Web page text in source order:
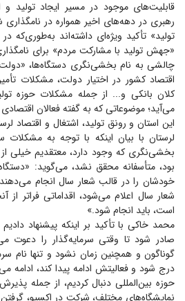
قابلیت‌های موجود در مسیر ایجاد تولید
رهبری در دهه‌های اخیر همواره در
تولید» تأکید ویژه‌ای داشته‌اند به‌طوری‌که
«جهش تولید با مشارکت مردم» برای
اقتصاد کشور در اختیار دولت، مشکلات
کلان بانکی و... از جمله مشکلات حوزه
می‌آید؛ موضوعاتی که به گفته فعالان اقتصادی
این استان و رونق تولید، اشتغال و اقتصاد
لرستان با بیان اینکه با توجه به مشکلات
بخشی‌نگری که وجود دارد، معتقدیم خیلی
بود، متأسفانه محقق نشد، می‌گوید:
خودشان را در قالب شعار سال انجام
شعار سال اعلام می‌شود، اقداماتی فراتر از
است، باید انجام شود.»
محمد خاکی با تأکید بر اینکه پیشنهاد
صادر شود تا وقتی سرمایه‌گذار را دعوت
گوناگون و همچنین زمان نشود و تنها نام
درج شود و فعالیتش ادامه پیدا کند، ادامه
حوزه بین‌المللی دنبال کردیم، از جمله
نمایشگاه‌های مختلف، شرکت در اکسپو،